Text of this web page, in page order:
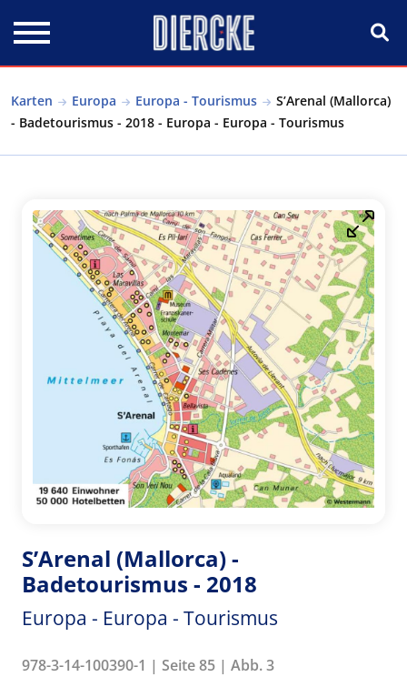
Karten Europa Europa - Tourismus
S’Arenal (Mallorca)
- Badetourismus - 2018 - Europa - Europa - Tourismus
S’Arenal (Mallorca) -
Badetourismus - 2018
Europa - Europa - Tourismus
978-3-14-100390-1 | Seite 85 | Abb. 3